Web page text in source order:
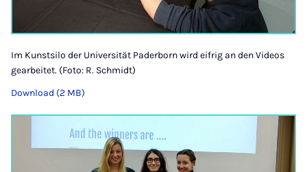
Im Kunstsilo der Universität Paderborn wird eifrig an den Videos
gearbeitet. (Foto: R. Schmidt)
Download (2 MB)